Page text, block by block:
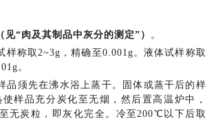
见“肉及其制品中灰分的测定”） 。
样称取2~3g，精确至0.001g。液体试样称取
。
品须先在沸水浴上蒸干。固体或蒸干后的样
样品充分炭化至无烟，然后置高温炉中，
无炭粒，即灰化完全。冷至200℃以下后取